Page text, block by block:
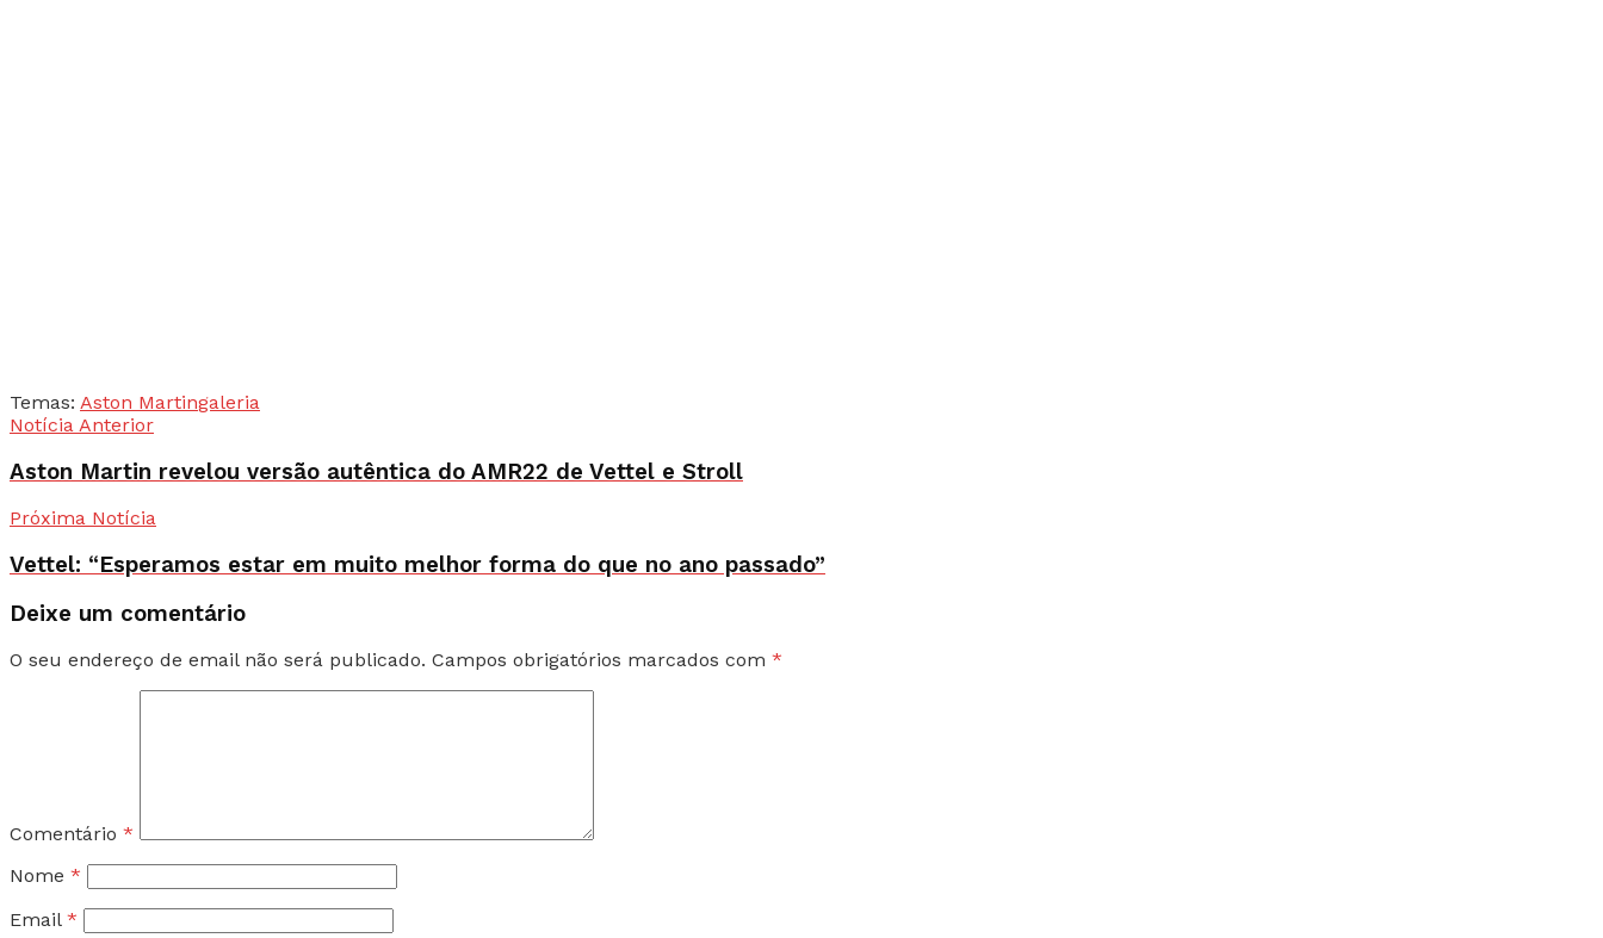
Temas: Aston Martingaleria
Notícia Anterior
Aston Martin revelou versão autêntica do AMR22 de Vettel e Stroll
Próxima Notícia
Vettel: “Esperamos estar em muito melhor forma do que no ano passado”
Deixe um comentário
O seu endereço de email não será publicado. Campos obrigatórios marcados com *
Comentário *
Nome *
Email *